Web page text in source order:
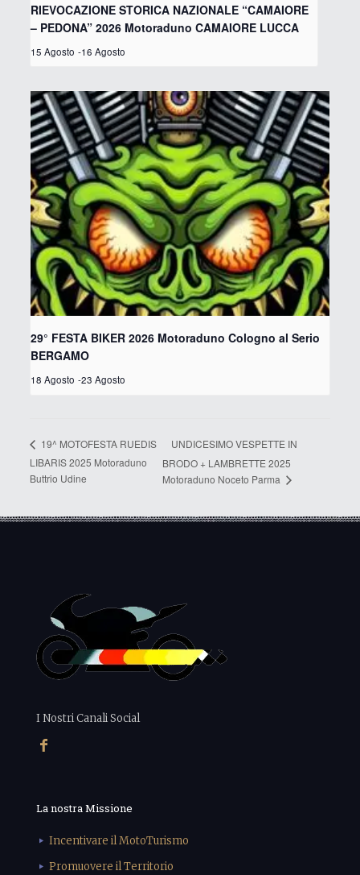
RIEVOCAZIONE STORICA NAZIONALE “CAMAIORE
– PEDONA” 2026 Motoraduno CAMAIORE LUCCA
15 Agosto -16 Agosto
29° FESTA BIKER 2026 Motoraduno Cologno al Serio
BERGAMO
18 Agosto -23 Agosto
19^ MOTOFESTA RUEDIS
LIBARIS 2025 Motoraduno
Buttrio Udine
UNDICESIMO VESPETTE IN
BRODO + LAMBRETTE 2025
Motoraduno Noceto Parma
I Nostri Canali Social
La nostra Missione
Incentivare il MotoTurismo
Promuovere il Territorio